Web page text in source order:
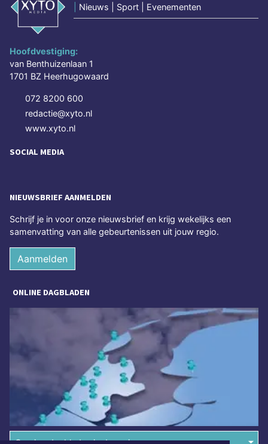
Nieuws | Sport | Evenementen
Hoofdvestiging:
van Benthuizenlaan 1
1701 BZ Heerhugowaard
072 8200 600
redactie@xyto.nl
www.xyto.nl
SOCIAL MEDIA
NIEUWSBRIEF AANMELDEN
Schrijf je in voor onze nieuwsbrief en krijg wekelijks een
samenvatting van alle gebeurtenissen uit jouw regio.
Aanmelden
ONLINE DAGBLADEN